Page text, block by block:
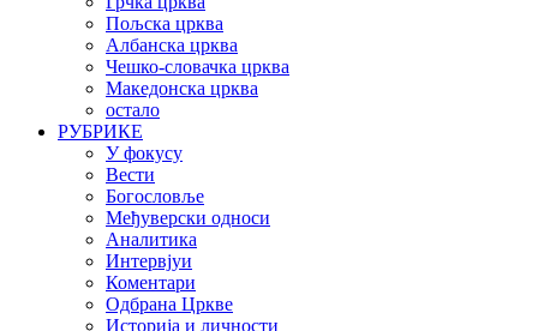
Пољска црква
Албанска црква
Чешко-словачка црква
Македонска црква
остало
РУБРИКЕ
У фокусу
Вести
Богословље
Међуверски односи
Аналитика
Интервјуи
Коментари
Одбрана Цркве
Историја и личности